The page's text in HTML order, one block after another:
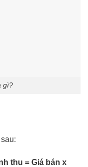
gì?
thu = Giá bán x